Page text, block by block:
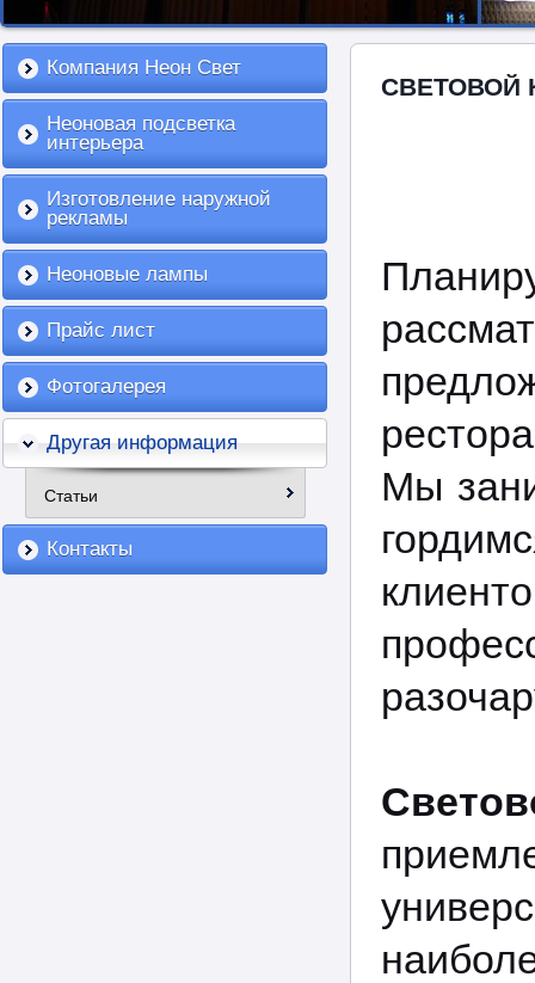
Компания Неон Свет
Неоновая подсветка
интерьера
Изготовление наружной
рекламы
Неоновые лампы
Прайс лист
Фотогалерея
Другая информация
Статьи
Контакты
СВЕТОВОЙ
Мы